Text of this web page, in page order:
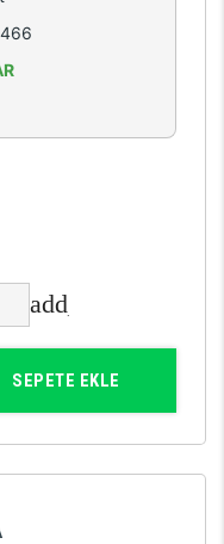
SEPETE EKLE